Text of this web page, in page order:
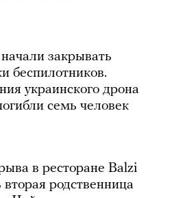
закрывать
беспилотников.
украинского дрона
семь человек
в ресторане Balzi
родственница